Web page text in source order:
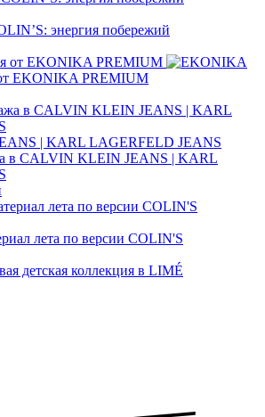
энергия побережий
EKONIKA PREMIUM
в CALVIN KLEIN JEANS | KARL
лета по версии COLIN'S